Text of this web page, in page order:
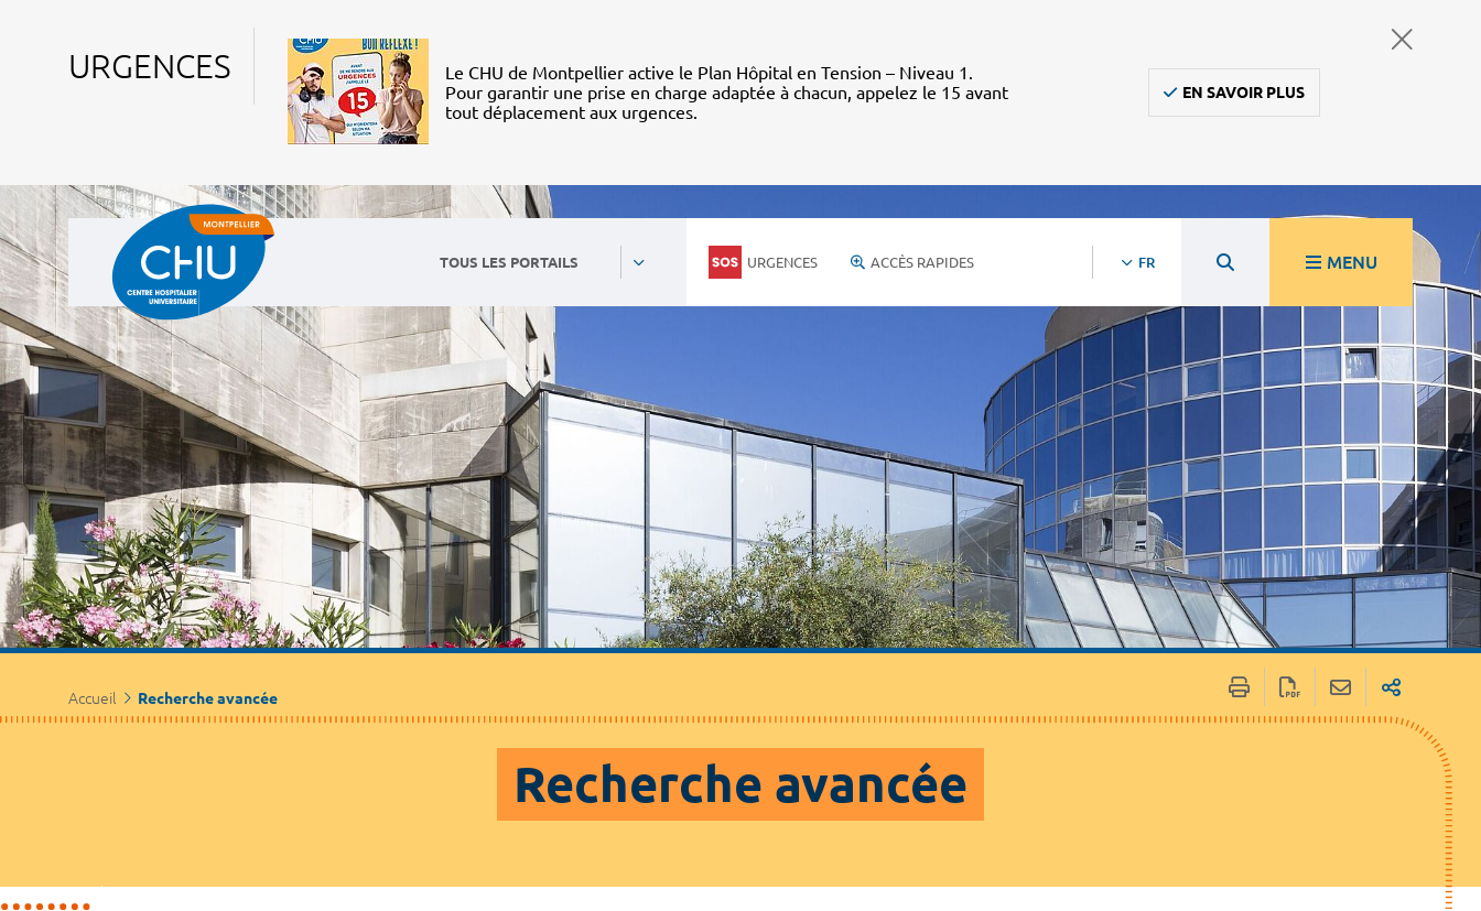
URGENCES
Le CHU de Montpellier active le Plan Hôpital en Tension – Niveau 1.
Pour garantir une prise en charge adaptée à chacun, appelez le 15 avant
tout déplacement aux urgences.
EN SAVOIR PLUS
TOUS LES PORTAILS URGENCES ACCÈS RAPIDES FR MENU
Accueil Recherche avancée
Recherche avancée